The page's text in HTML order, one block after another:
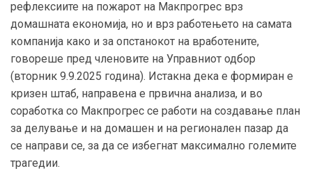
рефлексиите на пожарот на Макпрогрес врз
домашната економија, но и врз работењето на самата
компанија како и за опстанокот на вработените,
говореше пред членовите на Управниот одбор
(вторник 9.9.2025 година). Истакна дека е формиран е
кризен штаб, направена е првична анализа, и во
соработка со Макпрогрес се работи на создавање план
за делување и на домашен и на регионален пазар да
се направи се, за да се избегнат максимално големите
трагедии.